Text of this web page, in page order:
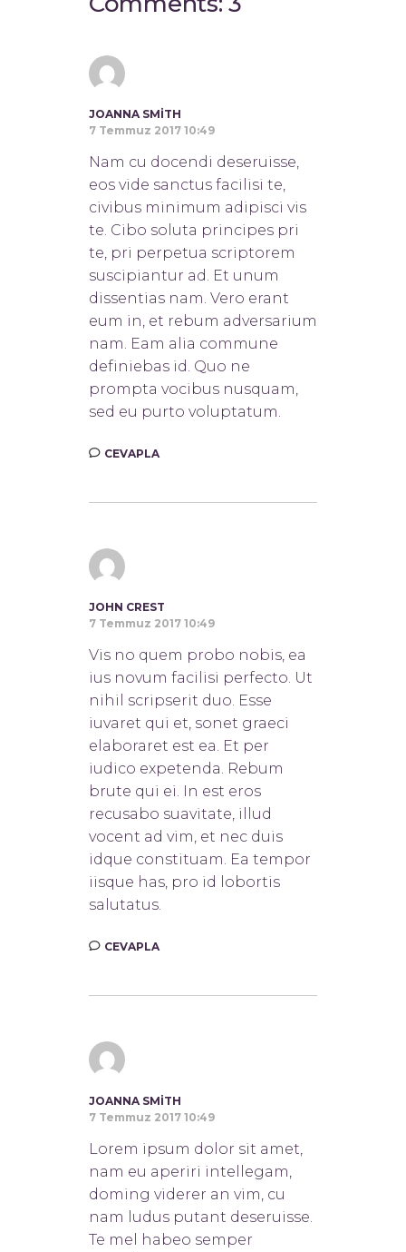
JOANNA SMITH
7 Temmuz 2017 10:49
Nam cu docendi deseruisse,
eos vide sanctus facilisi te,
civibus minimum adipisci vis
te. Cibo soluta principes pri
te, pri perpetua scriptorem
suscipiantur ad. Et unum
dissentias nam. Vero erant
eum in, et rebum adversarium
nam. Eam alia commune
definiebas id. Quo ne
prompta vocibus nusquam,
sed eu purto voluptatum.
CEVAPLA
JOHN CREST
7 Temmuz 2017 10:49
Vis no quem probo nobis, ea
ius novum facilisi perfecto. Ut
nihil scripserit duo. Esse
iuvaret qui et, sonet graeci
elaboraret est ea. Et per
iudico expetenda. Rebum
brute qui ei. In est eros
recusabo suavitate, illud
vocent ad vim, et nec duis
idque constituam. Ea tempor
iisque has, pro id lobortis
salutatus.
CEVAPLA
JOANNA SMITH
7 Temmuz 2017 10:49
Lorem ipsum dolor sit amet,
nam eu aperiri intellegam,
doming viderer an vim, cu
nam ludus putant deseruisse.
Te mel habeo semper